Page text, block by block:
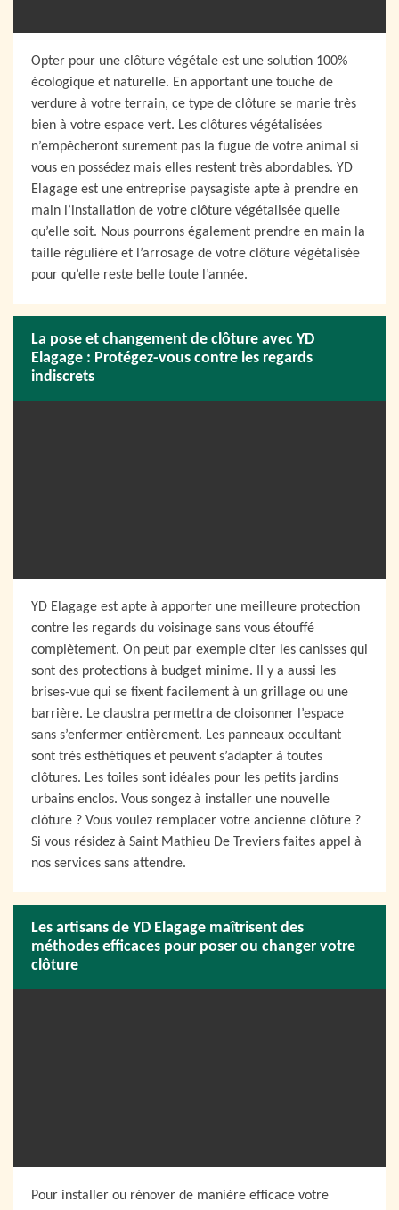
Opter pour une clôture végétale est une solution 100%
écologique et naturelle. En apportant une touche de
verdure à votre terrain, ce type de clôture se marie très
bien à votre espace vert. Les clôtures végétalisées
n’empêcheront surement pas la fugue de votre animal si
vous en possédez mais elles restent très abordables. YD
Elagage est une entreprise paysagiste apte à prendre en
main l’installation de votre clôture végétalisée quelle
qu’elle soit. Nous pourrons également prendre en main la
taille régulière et l’arrosage de votre clôture végétalisée
pour qu’elle reste belle toute l’année.
La pose et changement de clôture avec YD
Elagage : Protégez-vous contre les regards
indiscrets
YD Elagage est apte à apporter une meilleure protection
contre les regards du voisinage sans vous étouffé
complètement. On peut par exemple citer les canisses qui
sont des protections à budget minime. Il y a aussi les
brises-vue qui se fixent facilement à un grillage ou une
barrière. Le claustra permettra de cloisonner l’espace
sans s’enfermer entièrement. Les panneaux occultant
sont très esthétiques et peuvent s’adapter à toutes
clôtures. Les toiles sont idéales pour les petits jardins
urbains enclos. Vous songez à installer une nouvelle
clôture ? Vous voulez remplacer votre ancienne clôture ?
Si vous résidez à Saint Mathieu De Treviers faites appel à
nos services sans attendre.
Les artisans de YD Elagage maîtrisent des
méthodes efficaces pour poser ou changer votre
clôture
Pour installer ou rénover de manière efficace votre